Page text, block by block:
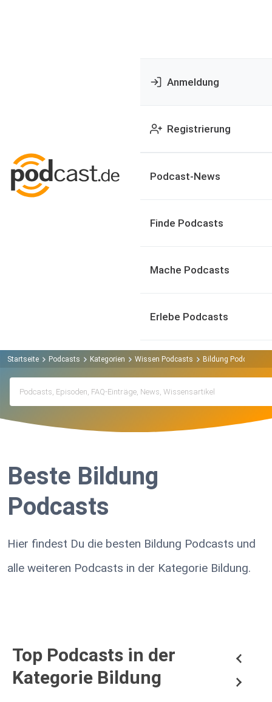
Anmeldung
Registrierung
Podcast-News
Finde Podcasts
Mache Podcasts
Erlebe Podcasts
Startseite Podcasts Kategorien Wissen Podcasts Bildung Podcasts
Beste Bildung
Podcasts
Hier findest Du die besten Bildung Podcasts und
alle weiteren Podcasts in der Kategorie Bildung.
Top Podcasts in der
Kategorie Bildung